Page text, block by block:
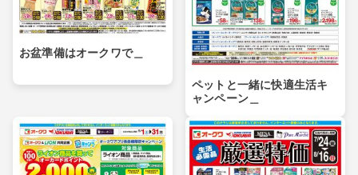
お盆準備はオークワで＿
ペットと一緒に快適生活キ
ャンペーン＿